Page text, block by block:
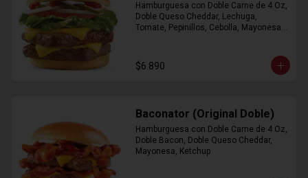
Hamburguesa con Doble Carne de 4 Oz,
Doble Queso Cheddar, Lechuga,
Tomate, Pepinillos, Cebolla, Mayonesa,
$6.890
Baconator (Original Doble)
Hamburguesa con Doble Carne de 4 Oz,
Doble Bacon, Doble Queso Cheddar,
Mayonesa, Ketchup